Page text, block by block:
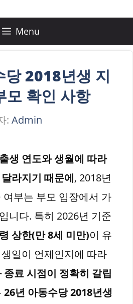
Menu
당 2018년생 지
모 확인 사항
: Admin
출생 연도와 생월에 따라
라지기 때문에, 2018년
부는 부모 입장에서 가
니다. 특히 2026년 기준
상한(만 8세 미만)이 유
일이 언제인지에 따라
종료 시점이 정확히 갈립
26년 아동수당 2018년생